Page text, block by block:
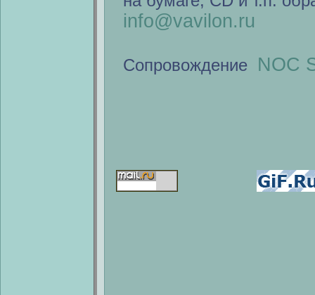
info@vavilon.ru
Сопровождение NOC